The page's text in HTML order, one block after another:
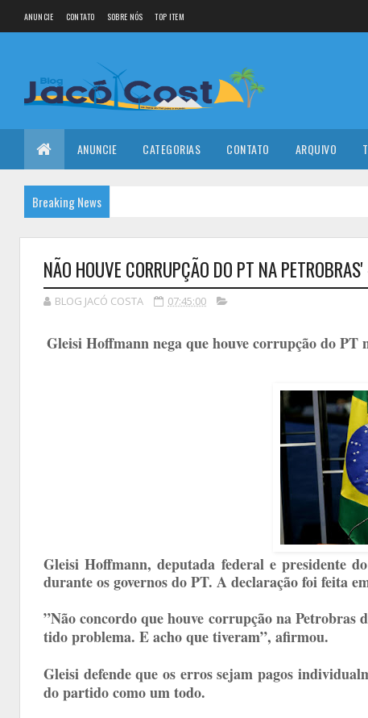
ANUNCIE CONTATO SOBRE NÓS TOP ITEM
ANUNCIE CATEGORIAS CONTATO ARQUIVO
Breaking News
NÃO HOUVE CORRUPÇÃO DO PT NA
BLOG JACÓ COSTA 07:45:00
Gleisi Hoffmann nega que houve corrupção do PT
Gleisi Hoffmann, deputada federal e presidente
durante os governos do PT. A declaração foi feita
”Não concordo que houve corrupção na Petrobras
tido problema. E acho que tiveram”, afirmou.
Gleisi defende que os erros sejam pagos
do partido como um todo.